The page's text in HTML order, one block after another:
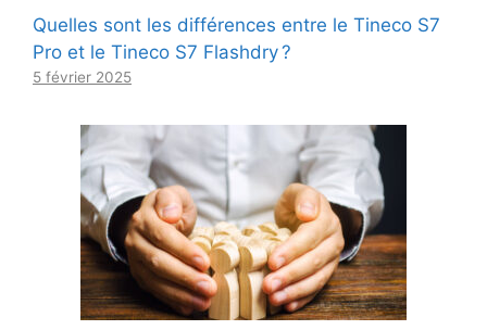
Quelles sont les différences entre le Tineco S7
Pro et le Tineco S7 Flashdry ?
5 février 2025